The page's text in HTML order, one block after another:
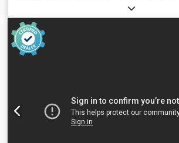
, כוח:35 קילוואט (47.59 כ"ס)
, משך האחריות:
, קוטר הלהב:50 מ"מ